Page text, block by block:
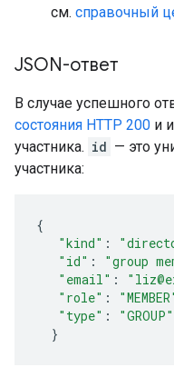
см. справочный
JSON-ответ
В случае успешного
состояния HTTP 200 и
участника. id — это
участника:
{
"kind" :
"id" : "group
"email" :
"role" :
"type" :
"GROUP"
}